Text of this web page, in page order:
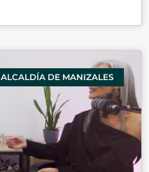
ALCALDÍA DE MANIZALES